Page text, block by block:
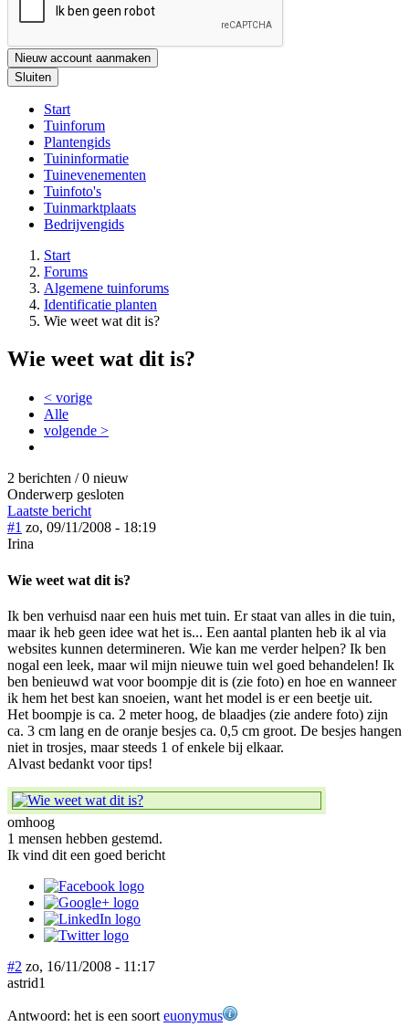
Nieuw account aanmaken
Sluiten
Start
Tuinforum
Plantengids
Tuininformatie
Tuinevenementen
Tuinfoto's
Tuinmarktplaats
Bedrijvengids
Start
Forums
Algemene tuinforums
Identificatie planten
Wie weet wat dit is?
Wie weet wat dit is?
< vorige
Alle
volgende >
2 berichten / 0 nieuw
Onderwerp gesloten
Laatste bericht
#1 zo, 09/11/2008 - 18:19
Irina
Wie weet wat dit is?
Ik ben verhuisd naar een huis met tuin. Er staat van alles in die tuin,
maar ik heb geen idee wat het is... Een aantal planten heb ik al via
websites kunnen determineren. Wie kan me verder helpen? Ik ben
nogal een leek, maar wil mijn nieuwe tuin wel goed behandelen! Ik
ben benieuwd wat voor boompje dit is (zie foto) en hoe en wanneer
ik hem het best kan snoeien, want het model is er een beetje uit.
Het boompje is ca. 2 meter hoog, de blaadjes (zie andere foto) zijn
ca. 3 cm lang en de oranje besjes ca. 0,5 cm groot. De besjes hangen
niet in trosjes, maar steeds 1 of enkele bij elkaar.
Alvast bedankt voor tips!
omhoog
1 mensen hebben gestemd.
Ik vind dit een goed bericht
#2 zo, 16/11/2008 - 11:17
astrid1
Antwoord: het is een soort euonymus